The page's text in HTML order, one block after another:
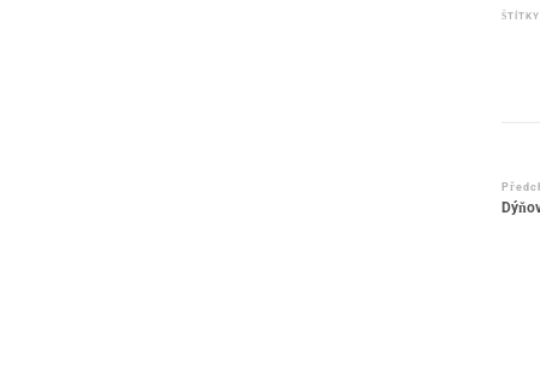
ŠTÍTKY